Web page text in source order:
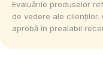
Evaluările produselor
de vedere ale clienților.
aprobă în prealabil